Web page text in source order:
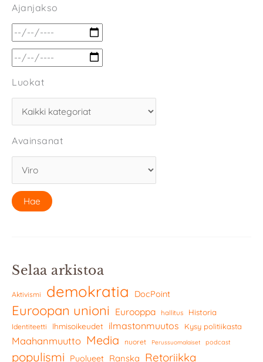
Ajanjakso
Luokat
Avainsanat
Selaa arkistoa
Aktivismi demokratia DocPoint
Euroopan unioni Eurooppa hallitus Historia
Identiteetti Ihmisoikeudet ilmastonmuutos Kysy politiikasta
Maahanmuutto Media nuoret Perussuomalaiset podcast
populismi Puolueet Ranska Retoriikka